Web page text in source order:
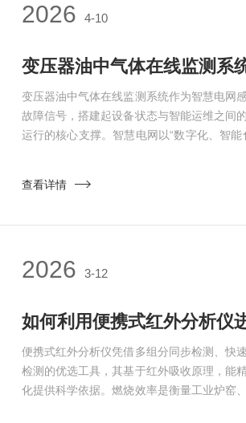
2026 4-10
变压器油中气体在线监测系
变压器油中气体在线监测系统作为智慧电网
故障信号，搭建起设备状态与智能运维之间
运行的核心支撑。智慧电网以“数字化、智
解了传统监测模式的痛点。传统变压器故障
查看详情
2026 3-12
如何利用便携式红外分析仪
便携式红外分析仪凭借多组分同步检测、快
检测的优选工具，其基于红外吸收原理，能
化提供科学依据。燃烧效率是衡量工业炉窑